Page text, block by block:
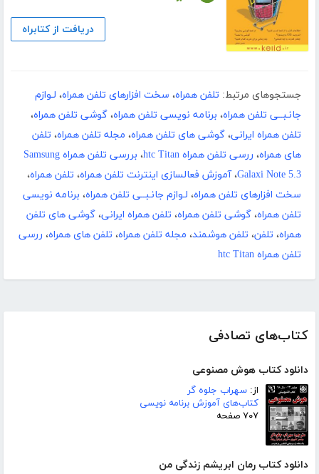
کتاب‌های تصادفی
دانلود کتاب هوش مصنوعی
از: سهراب جلوه گر
کتاب‌های آموزش برنامه نویسی
۷۰۷ صفحه
دانلود کتاب رمان ابریشم زندگی من
دریافت از کتابراه
جستجوهای مرتبط: تلفن همراه، سخت افزارهای تلفن همراه، لـوازم
جانـبــی تلفن همراه، برنامه نویسی تلفن همراه، گوشی تلفن همراه،
تلفن همراه ایرانی، گوشی های تلفن همراه، مجله تلفن همراه، تلفن
های همراه، ررسی تلفن همراه htc Titan ،
بررسی تلفن همراه Samsung
Galaxi Note 5.3،آموزش فعالسازی اینترنت تلفن همراه، تلفن همراه،
سخت افزارهای تلفن همراه، لـوازم جانـبــی تلفن همراه، برنامه نویسی
تلفن همراه، گوشی تلفن همراه، تلفن همراه ایرانی، گوشی های تلفن
همراه، تلفن، تلفن هوشمند، مجله تلفن همراه، تلفن های همراه، ررسی
تلفن همراه htc Titan